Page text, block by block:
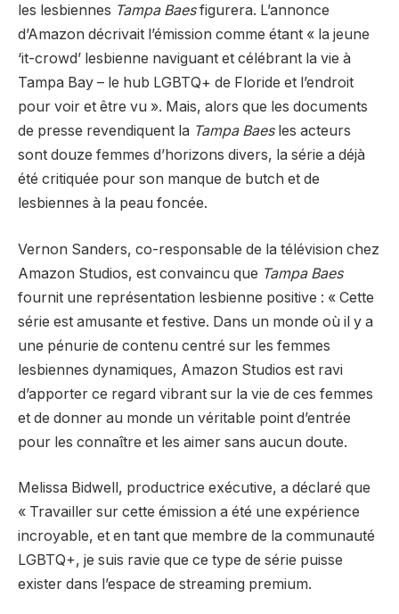
les lesbiennes Tampa Baesfigurera. L’annonce
d’Amazon décrivait l’émission comme étant « la jeune
‘it-crowd’ lesbienne naviguant et célébrant la vie à
Tampa Bay – le hub LGBTQ+ de Floride et l’endroit
pour voir et être vu ». Mais, alors que les documents
de presse revendiquent la Tampa Baesles acteurs
sont douze femmes d’horizons divers, la série a déjà
été critiquée pour son manque de butch et de
lesbiennes à la peau foncée.
Vernon Sanders, co-responsable de la télévision chez
Amazon Studios, est convaincu que Tampa Baes
fournit une représentation lesbienne positive : « Cette
série est amusante et festive. Dans un monde où il y a
une pénurie de contenu centré sur les femmes
lesbiennes dynamiques, Amazon Studios est ravi
d’apporter ce regard vibrant sur la vie de ces femmes
et de donner au monde un véritable point d’entrée
pour les connaître et les aimer sans aucun doute.
Melissa Bidwell, productrice exécutive, a déclaré que
« Travailler sur cette émission a été une expérience
incroyable, et en tant que membre de la communauté
LGBTQ+, je suis ravie que ce type de série puisse
exister dans l’espace de streaming premium.